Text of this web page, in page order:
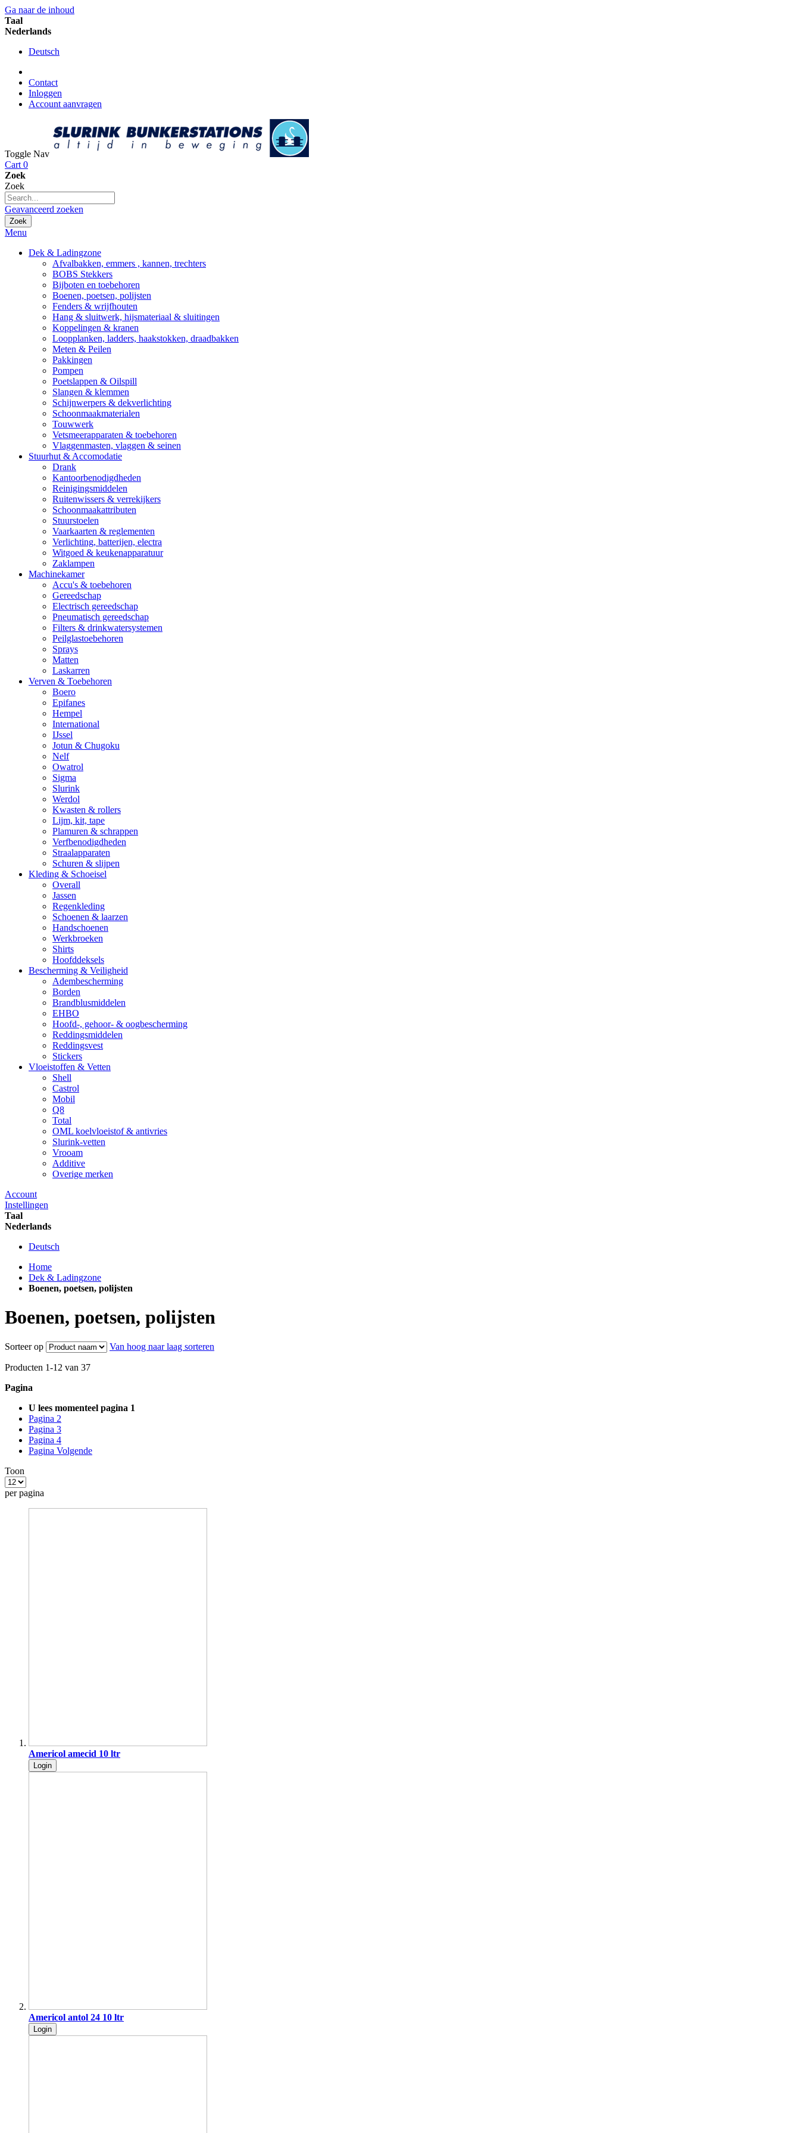
Ga naar de inhoud
Taal
Nederlands
Deutsch
Contact
Inloggen
Account aanvragen
Toggle Nav
Cart 0
Zoek
Zoek
Geavanceerd zoeken
Zoek
Menu
Dek & Ladingzone
Afvalbakken, emmers , kannen, trechters
BOBS Stekkers
Bijboten en toebehoren
Boenen, poetsen, polijsten
Fenders & wrijfhouten
Hang & sluitwerk, hijsmateriaal & sluitingen
Koppelingen & kranen
Loopplanken, ladders, haakstokken, draadbakken
Meten & Peilen
Pakkingen
Pompen
Poetslappen & Oilspill
Slangen & klemmen
Schijnwerpers & dekverlichting
Schoonmaakmaterialen
Touwwerk
Vetsmeerapparaten & toebehoren
Vlaggenmasten, vlaggen & seinen
Stuurhut & Accomodatie
Drank
Kantoorbenodigdheden
Reinigingsmiddelen
Ruitenwissers & verrekijkers
Schoonmaakattributen
Stuurstoelen
Vaarkaarten & reglementen
Verlichting, batterijen, electra
Witgoed & keukenapparatuur
Zaklampen
Machinekamer
Accu's & toebehoren
Gereedschap
Electrisch gereedschap
Pneumatisch gereedschap
Filters & drinkwatersystemen
Peilglastoebehoren
Sprays
Matten
Laskarren
Verven & Toebehoren
Boero
Epifanes
Hempel
International
IJssel
Jotun & Chugoku
Nelf
Owatrol
Sigma
Slurink
Werdol
Kwasten & rollers
Lijm, kit, tape
Plamuren & schrappen
Verfbenodigdheden
Straalapparaten
Schuren & slijpen
Kleding & Schoeisel
Overall
Jassen
Regenkleding
Schoenen & laarzen
Handschoenen
Werkbroeken
Shirts
Hoofddeksels
Bescherming & Veiligheid
Adembescherming
Borden
Brandblusmiddelen
EHBO
Hoofd-, gehoor- & oogbescherming
Reddingsmiddelen
Reddingsvest
Stickers
Vloeistoffen & Vetten
Shell
Castrol
Mobil
Q8
Total
OML koelvloeistof & antivries
Slurink-vetten
Vrooam
Additive
Overige merken
Account
Instellingen
Taal
Nederlands
Deutsch
Home
Dek & Ladingzone
Boenen, poetsen, polijsten
Boenen, poetsen, polijsten
Sorteer op Van hoog naar laag sorteren
Producten 1-12 van 37
Pagina
U lees momenteel pagina 1
Pagina 2
Pagina 3
Pagina 4
Pagina Volgende
Toon
per pagina
Americol amecid 10 ltr
Login
Americol antol 24 10 ltr
Login